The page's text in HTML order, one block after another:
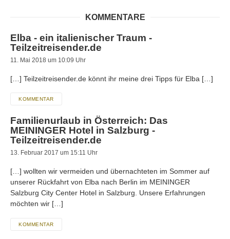
KOMMENTARE
Elba - ein italienischer Traum -
Teilzeitreisender.de
11. Mai 2018 um 10:09 Uhr
[…] Teilzeitreisender.de könnt ihr meine drei Tipps für Elba […]
KOMMENTAR
Familienurlaub in Österreich: Das
MEININGER Hotel in Salzburg -
Teilzeitreisender.de
13. Februar 2017 um 15:11 Uhr
[…] wollten wir vermeiden und übernachteten im Sommer auf
unserer Rückfahrt von Elba nach Berlin im MEININGER
Salzburg City Center Hotel in Salzburg. Unsere Erfahrungen
möchten wir […]
KOMMENTAR